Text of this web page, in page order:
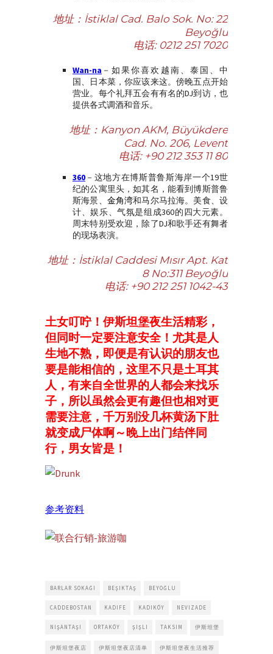
地址：İstiklal Cad. Balo Sok. No: 22
Beyoğlu
电话: 0212 251 7020
Wan-na －如果你喜欢越南、泰国、中
国、日本菜，你应该来这。傍晚五点开始
营业。每个礼拜五会有有名的DJ到访，也
提供各式调酒和音乐。
地址：Kanyon AKM, Büyükdere
Cad. No. 206, Levent
电话: +90 212 353 11 80
360 －这地方在博斯普鲁斯海岸一个19世
纪的公寓里头，如其名，能看到博斯普鲁
斯海景、 金角湾和马尔马拉海。美食、设
计、娱乐、气氛是组成360的四大元素。
周末特别受欢迎，除了DJ和歌手还有舞者
的现场表演。
地址：İstiklal Caddesi Mısır Apt. Kat
8 No:311 Beyoğlu
电话: +90 212 251 1042-43
土女叮咛！伊斯坦堡夜生活精彩，
但同时一定要注意安全！尤其是人
生地不熟，即便是有认识的朋友也
要是能相信的，这里不只是土耳其
人，有来自全世界的人都会来找乐
子，所以虽然会更有趣但也相对更
需要注意，千万别没几杯黄汤下肚
就变成尸体啊～晚上出门结伴同
行，男女皆是！
参考资料
BARLAR SOKAĞI BEŞIKTAŞ BEYOĞLU
CADDEBOSTAN KADIFE KADIKÖY NEVIZADE
NIŞANTAŞI ORTAKÖY ŞIŞLI TAKSIM 伊斯坦堡
伊斯坦堡夜店 伊斯坦堡夜店清单 伊斯坦堡夜生活推荐